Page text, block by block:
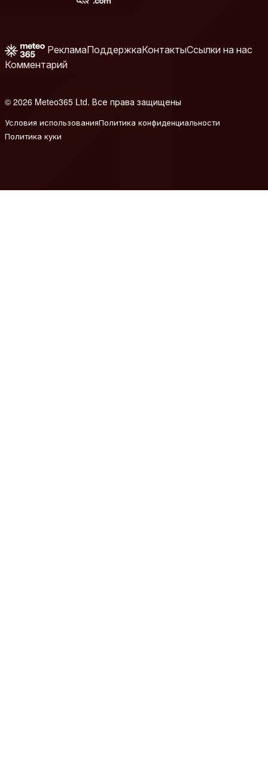
РекламаПоддержкаКонтактыСсылки на нас
Комментарий
© 2026 Meteo365 Ltd. Все права защищены
Условия использованияПолитика конфиденциальности
Политика куки